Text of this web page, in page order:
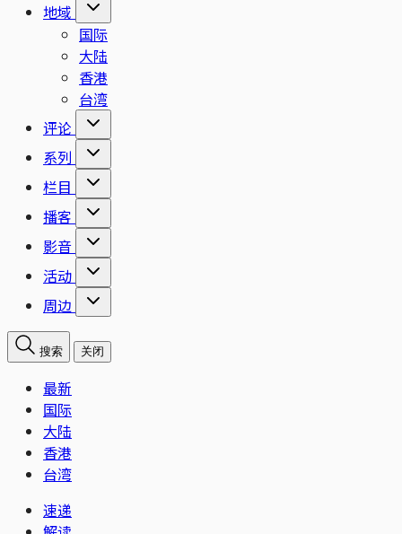
地域
国际
大陆
香港
台湾
评论
系列
栏目
播客
影音
活动
周边
搜索 关闭
最新
国际
大陆
香港
台湾
速递